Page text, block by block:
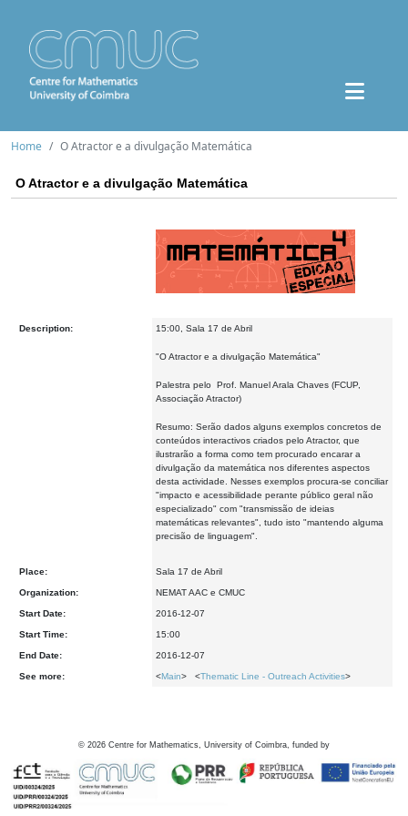
Home O Atractor e a divulgação Matemática
O Atractor e a divulgação Matemática
Description: 15:00, Sala 17 de Abril
"O Atractor e a divulgação Matemática"
Palestra pelo Prof. Manuel Arala Chaves (FCUP,
Associação Atractor)
Resumo: Serão dados alguns exemplos concretos de
conteúdos interactivos criados pelo Atractor, que
ilustrarão a forma como tem procurado encarar a
divulgação da matemática nos diferentes aspectos
desta actividade. Nesses exemplos procura-se conciliar
"impacto e acessibilidade perante público geral não
especializado" com "transmissão de ideias
matemáticas relevantes", tudo isto "mantendo alguma
precisão de linguagem".
Place: Sala 17 de Abril
Organization: NEMAT AAC e CMUC
Start Date: 2016-12-07
Start Time: 15:00
End Date: 2016-12-07
See more: <Main> <Thematic Line - Outreach Activities>
© 2026 Centre for Mathematics, University of Coimbra, funded by